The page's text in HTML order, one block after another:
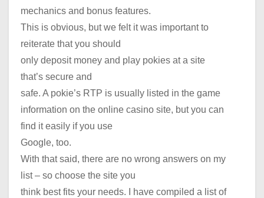
mechanics and bonus features.
This is obvious, but we felt it was important to
reiterate that you should
only deposit money and play pokies at a site
that’s secure and
safe. A pokie’s RTP is usually listed in the game
information on the online casino site, but you can
find it easily if you use
Google, too.
With that said, there are no wrong answers on my
list – so choose the site you
think best fits your needs. I have compiled a list of